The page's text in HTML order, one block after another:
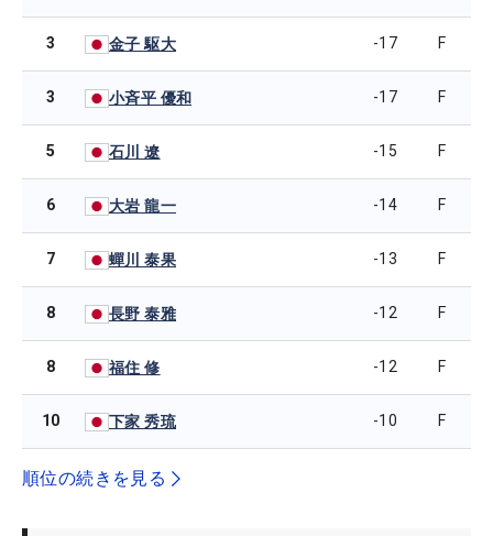
3 金子 駆大 -17 F
3 小斉平 優和 -17 F
5 石川 遼 -15 F
6 大岩 龍一 -14 F
7 蟬川 泰果 -13 F
8 長野 泰雅 -12 F
8 福住 修 -12 F
10 下家 秀琉 -10 F
順位の続きを見る